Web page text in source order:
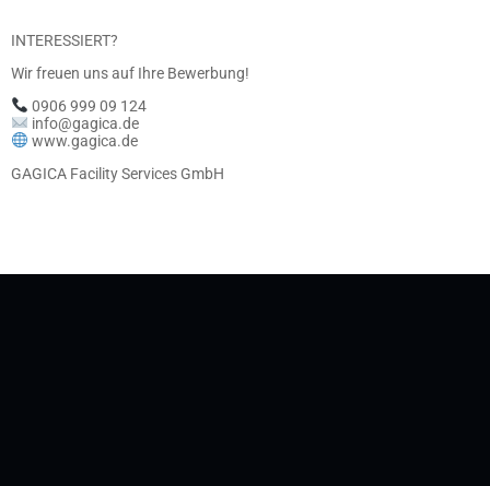
INTERESSIERT?
Wir freuen uns auf Ihre Bewerbung!
0906 999 09 124
info@gagica.de
www.gagica.de
GAGICA Facility Services GmbH